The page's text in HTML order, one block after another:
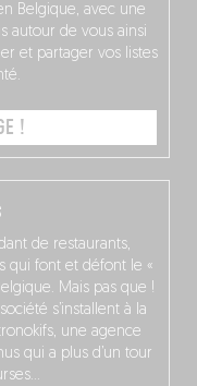
de restaurants,
qui font et défont le «
Mais pas que !
s’installent à la
une agence
qui a plus d’un tour
Belgique, avec une
autour de vous ainsi
et partager vos listes
!